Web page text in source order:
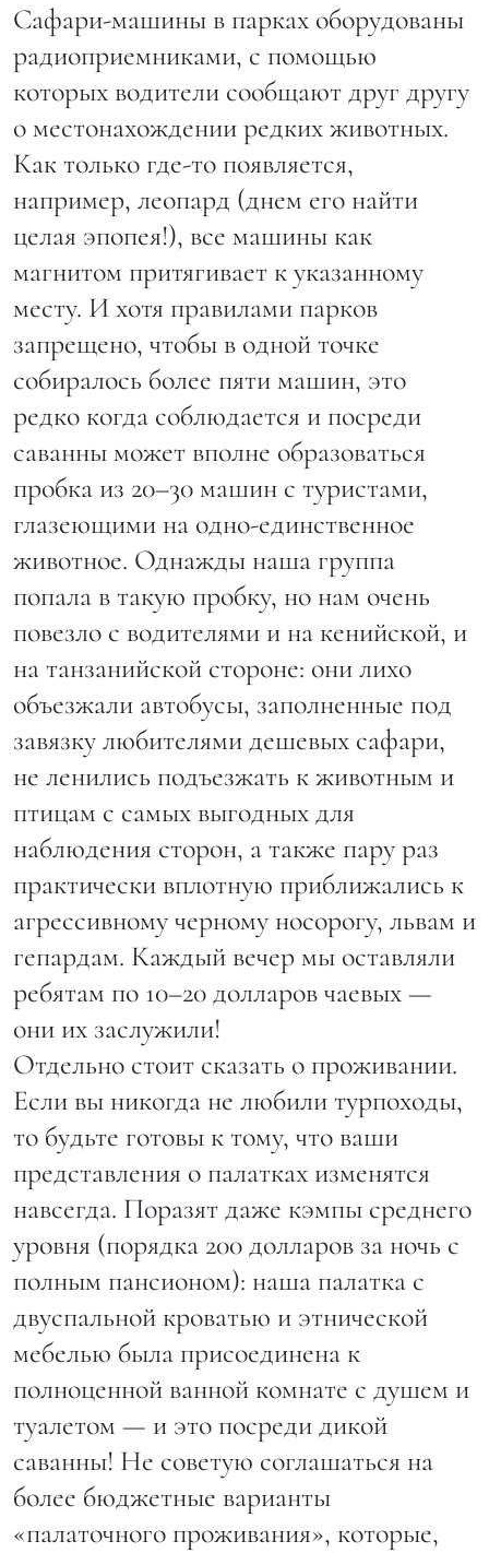
Сафари-машины в парках оборудованы
радиоприемниками, с помощью
которых водители сообщают друг другу
о местонахождении редких животных.
Как только где-то появляется,
например, леопард (днем его найти
целая эпопея!), все машины как
магнитом притягивает к указанному
месту. И хотя правилами парков
запрещено, чтобы в одной точке
собиралось более пяти машин, это
редко когда соблюдается и посреди
саванны может вполне образоваться
пробка из 20–30 машин с туристами,
глазеющими на одно-единственное
животное. Однажды наша группа
попала в такую пробку, но нам очень
повезло с водителями и на кенийской, и
на танзанийской стороне: они лихо
объезжали автобусы, заполненные под
завязку любителями дешевых сафари,
не ленились подъезжать к животным и
птицам с самых выгодных для
наблюдения сторон, а также пару раз
практически вплотную приближались к
агрессивному черному носорогу, львам и
гепардам. Каждый вечер мы оставляли
ребятам по 10–20 долларов чаевых —
они их заслужили!
Отдельно стоит сказать о проживании.
Если вы никогда не любили турпоходы,
то будьте готовы к тому, что ваши
представления о палатках изменятся
навсегда. Поразят даже кэмпы среднего
уровня (порядка 200 долларов за ночь с
полным пансионом): наша палатка с
двуспальной кроватью и этнической
мебелью была присоединена к
полноценной ванной комнате с душем и
туалетом — и это посреди дикой
саванны! Не советую соглашаться на
более бюджетные варианты
«палаточного проживания», которые,